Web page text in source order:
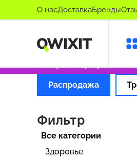
О насДоставкаБренды
товары Оформляем
Распродажа
Фильтр
Все категории
Здоровье